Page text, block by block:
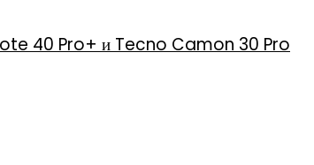
40 Pro+ и Tecno Camon 30 Pro